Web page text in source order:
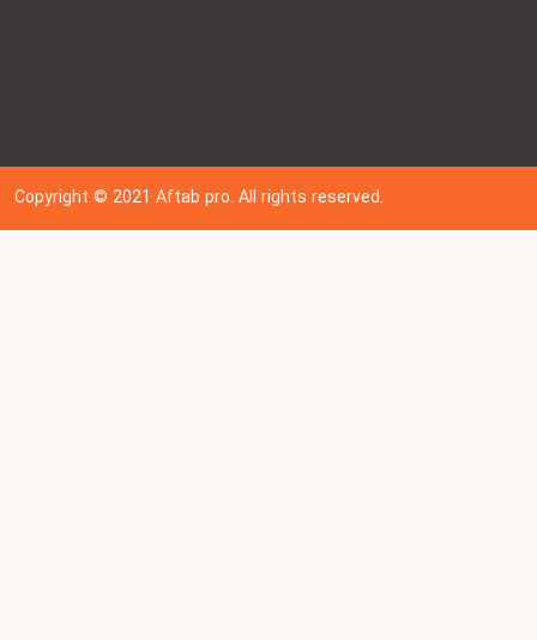
Copyright © 202 1Aftab pro. All rights reserved.